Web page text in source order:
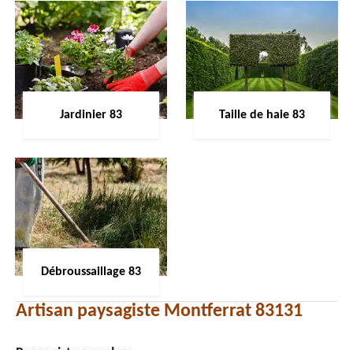
Jardinier 83 Taille de haie 83
Débroussaillage 83
Artisan paysagiste Montferrat 83131